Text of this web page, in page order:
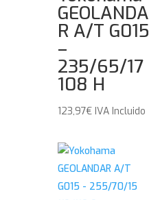
GEOLANDA
R A/T G015
–
235/65/17
108 H
123,97€ IVA Incluido